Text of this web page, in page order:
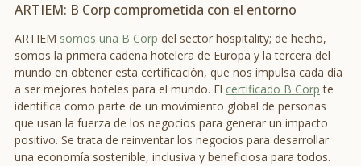
ARTIEM: B Corp comprometida con el entorno
ARTIEM somos una B Corp del sector hospitality; de hecho,
somos la primera cadena hotelera de Europa y la tercera del
mundo en obtener esta certificación, que nos impulsa cada día
a ser mejores hoteles para el mundo. El certificado B Corp te
identifica como parte de un movimiento global de personas
que usan la fuerza de los negocios para generar un impacto
positivo. Se trata de reinventar los negocios para desarrollar
una economía sostenible, inclusiva y beneficiosa para todos.